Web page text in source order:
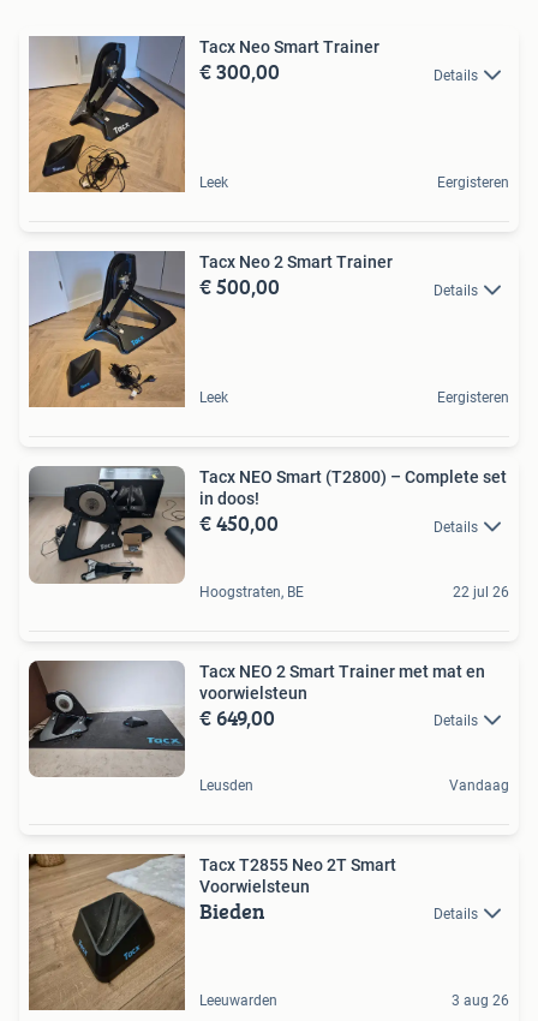
Tacx Neo Smart Trainer
€ 300,00 Details
Leek Eergisteren
Tacx Neo 2 Smart Trainer
€ 500,00 Details
Leek Eergisteren
Tacx NEO Smart (T2800) – Complete set
in doos!
€ 450,00 Details
Hoogstraten, BE 22 jul 26
Tacx NEO 2 Smart Trainer met mat en
voorwielsteun
€ 649,00 Details
Leusden Vandaag
Tacx T2855 Neo 2T Smart
Voorwielsteun
Bieden Details
Leeuwarden 3 aug 26